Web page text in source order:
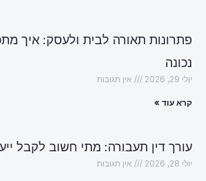
פתרונות תאורה לבית ולעסק: איך
נכונה
יולי 29, 2026 אין תגובות
קרא עוד »
עורך דין תעבורה: מתי חשוב לקבל
יולי 28, 2026 אין תגובות